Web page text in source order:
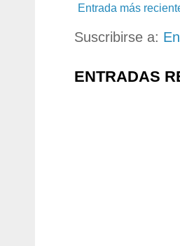
Entrada más
Suscribirse a:
ENTRADAS